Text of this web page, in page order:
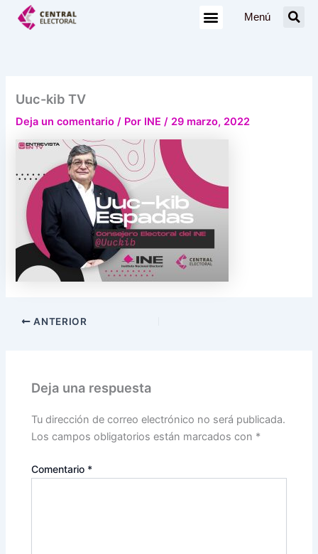
Menú
Uuc-kib TV
Deja un comentario / Por INE/ 29 marzo, 2022
ANTERIOR
Deja una respuesta
Tu dirección de correo electrónico no será publicada.
Los campos obligatorios están marcados con *
Comentario *